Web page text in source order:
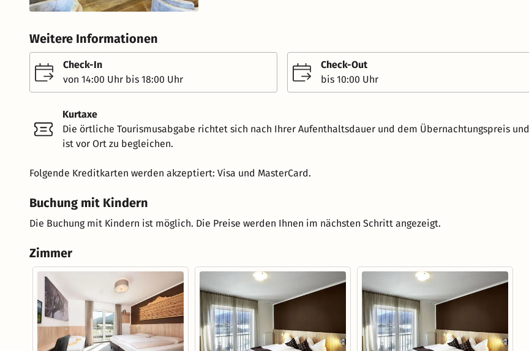
Weitere Informationen
Check-In
von 14:00 Uhr bis 18:00 Uhr
Check-Out
bis 10:00 Uhr
Kurtaxe
Die örtliche Tourismusabgabe richtet sich nach Ihrer Aufenthaltsdauer und dem Übernachtungspreis und
ist vor Ort zu begleichen.
Folgende Kreditkarten werden akzeptiert: Visa und MasterCard.
Buchung mit Kindern
Die Buchung mit Kindern ist möglich. Die Preise werden Ihnen im nächsten Schritt angezeigt.
Zimmer